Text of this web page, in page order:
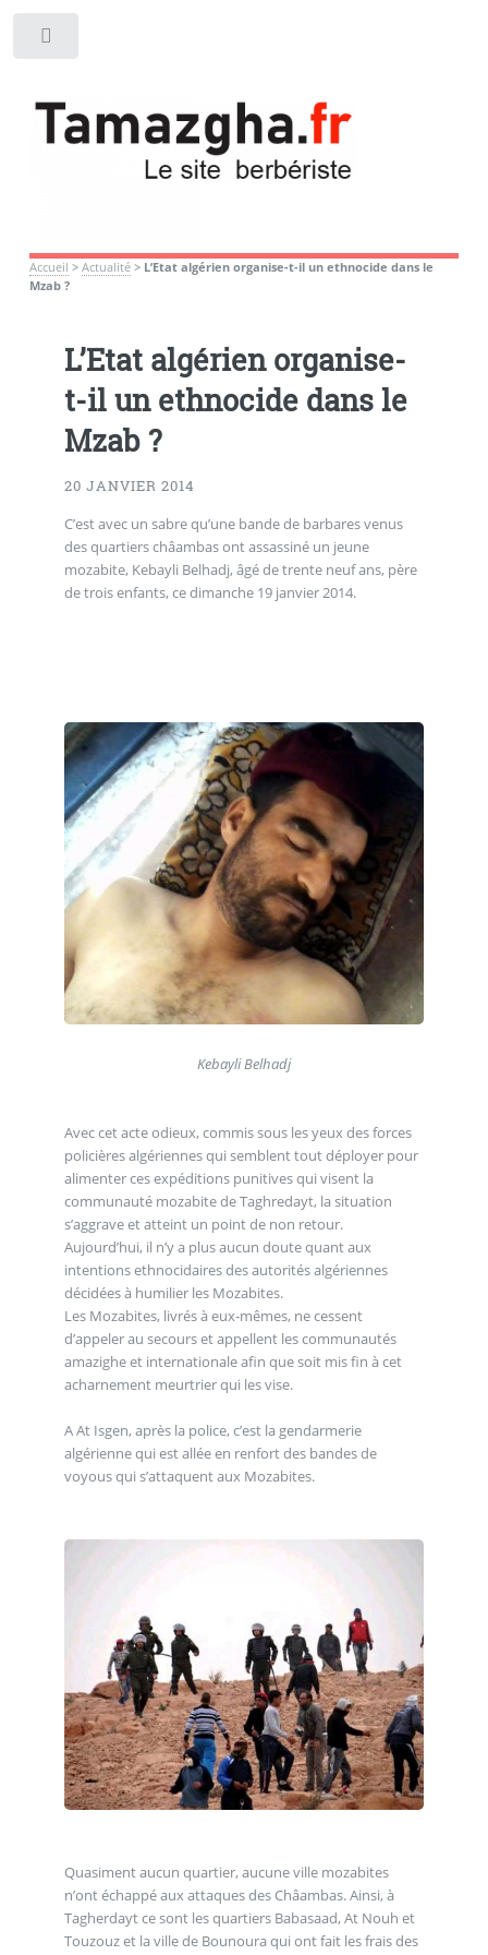
Accueil > Actualité> L’Etat algérien organise-t-il un ethnocide dans le
Mzab ?
L’Etat algérien organise-
t-il un ethnocide dans le
Mzab ?
20 JANVIER 2014
C’est avec un sabre qu’une bande de barbares venus
des quartiers châambas ont assassiné un jeune
mozabite, Kebayli Belhadj, âgé de trente neuf ans, père
de trois enfants, ce dimanche 19 janvier 2014.
Kebayli Belhadj
Avec cet acte odieux, commis sous les yeux des forces
policières algériennes qui semblent tout déployer pour
alimenter ces expéditions punitives qui visent la
communauté mozabite de Taghredayt, la situation
s’aggrave et atteint un point de non retour.
Aujourd’hui, il n’y a plus aucun doute quant aux
intentions ethnocidaires des autorités algériennes
décidées à humilier les Mozabites.
Les Mozabites, livrés à eux-mêmes, ne cessent
d’appeler au secours et appellent les communautés
amazighe et internationale afin que soit mis fin à cet
acharnement meurtrier qui les vise.
A At Isgen, après la police, c’est la gendarmerie
algérienne qui est allée en renfort des bandes de
voyous qui s’attaquent aux Mozabites.
Quasiment aucun quartier, aucune ville mozabites
n’ont échappé aux attaques des Châambas. Ainsi, à
Tagherdayt ce sont les quartiers Babasaad, At Nouh et
Touzouz et la ville de Bounoura qui ont fait les frais des